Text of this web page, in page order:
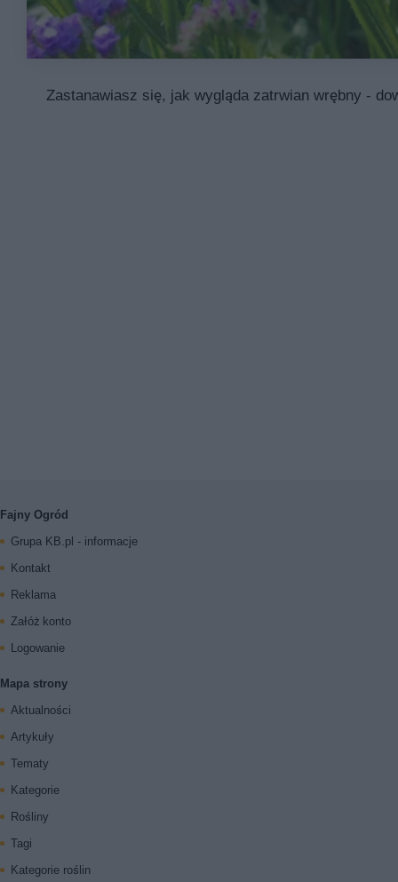
Zastanawiasz się, jak wygląda zatrwian wrębny -
Fajny Ogród
Grupa KB.pl - informacje
Kontakt
Reklama
Załóż konto
Logowanie
Mapa strony
Aktualności
Artykuły
Tematy
Kategorie
Rośliny
Tagi
Kategorie roślin